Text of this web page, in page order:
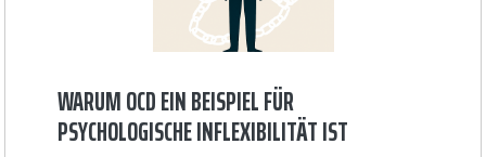
WARUM OCD EIN BEISPIEL FÜR
PSYCHOLOGISCHE INFLEXIBILITÄT IST